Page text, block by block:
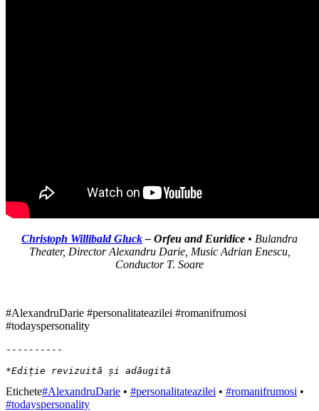
Christoph Willibald Gluck– Orfeu and Euridice • Bulandra
Theater, Director Alexandru Darie, Music Adrian Enescu,
Conductor T. Soare
#AlexandruDarie #personalitateazilei #romanifrumosi
#todayspersonality
----------
*Ediție revizuită și adăugită
Etichete#AlexandruDarie • #personalitateazilei • #romanifrumosi •
#todayspersonality